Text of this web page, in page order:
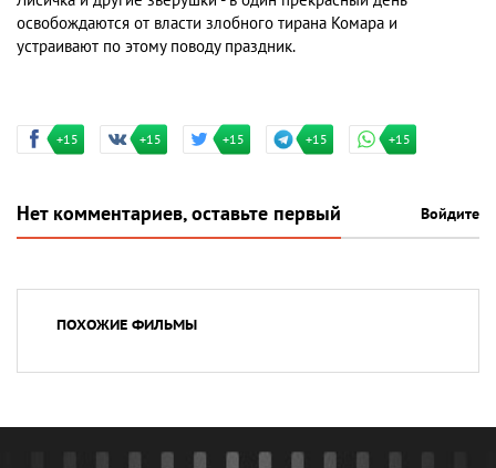
освобождаются от власти злобного тирана Комара и
устраивают по этому поводу праздник.
+15 +15 +15 +15 +15
Нет комментариев, оставьте первый Войдите
ПОХОЖИЕ ФИЛЬМЫ